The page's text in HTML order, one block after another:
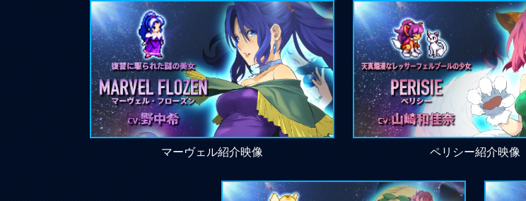
マーヴェル紹介映像 ペリシー紹介映像